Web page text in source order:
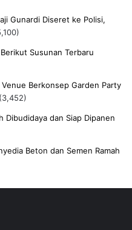
Gunardi Diseret ke Polisi,
Susunan Terbaru
Berkonsep Garden Party
(3,452)
Dibudidaya dan Siap Dipanen
Beton dan Semen Ramah